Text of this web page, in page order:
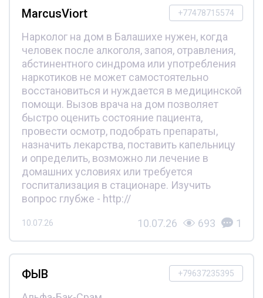
+77478715574
MarcusViort
Нарколог на дом в Балашихе нужен, когда
человек после алкоголя, запоя, отравления,
абстинентного синдрома или употребления
наркотиков не может самостоятельно
восстановиться и нуждается в медицинской
помощи. Вызов врача на дом позволяет
быстро оценить состояние пациента,
провести осмотр, подобрать препараты,
назначить лекарства, поставить капельницу
и определить, возможно ли лечение в
домашних условиях или требуется
госпитализация в стационаре. Изучить
вопрос глубже - http://
10.07.26 10.07.26 693 1
+79637235395
ФЫВ